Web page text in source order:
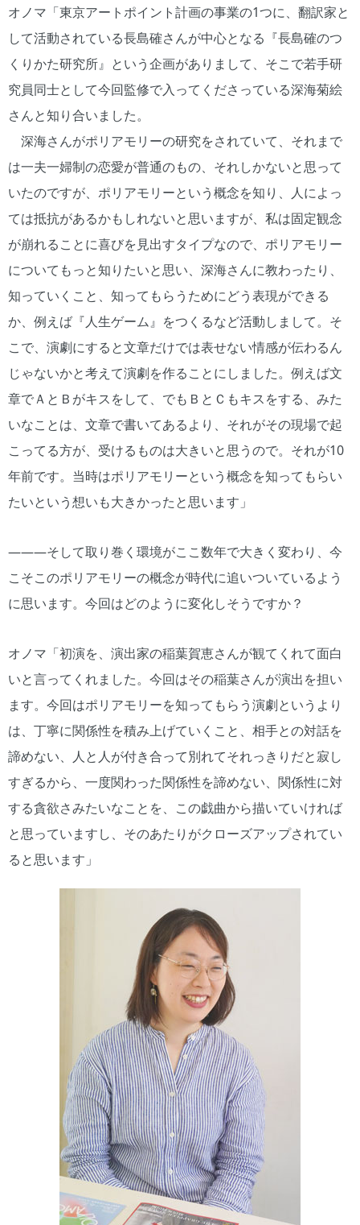
オノマ「東京アートポイント計画の事業の1つに、翻訳家と
して活動されている長島確さんが中心となる『長島確のつ
くりかた研究所』という企画がありまして、そこで若手研
究員同士として今回監修で入ってくださっている深海菊絵
さんと知り合いました。
深海さんがポリアモリーの研究をされていて、それまで
は一夫一婦制の恋愛が普通のもの、それしかないと思って
いたのですが、ポリアモリーという概念を知り、人によっ
ては抵抗があるかもしれないと思いますが、私は固定観念
が崩れることに喜びを見出すタイプなので、ポリアモリー
についてもっと知りたいと思い、深海さんに教わったり、
知っていくこと、知ってもらうためにどう表現ができる
か、例えば『人生ゲーム』をつくるなど活動しまして。そ
こで、演劇にすると文章だけでは表せない情感が伝わるん
じゃないかと考えて演劇を作ることにしました。例えば文
章でＡとＢがキスをして、でもＢとＣもキスをする、みた
いなことは、文章で書いてあるより、それがその現場で起
こってる方が、受けるものは大きいと思うので。それが10
年前です。当時はポリアモリーという概念を知ってもらい
たいという想いも大きかったと思います」
―――そして取り巻く環境がここ数年で大きく変わり、今
こそこのポリアモリーの概念が時代に追いついているよう
に思います。今回はどのように変化しそうですか？
オノマ「初演を、演出家の稲葉賀恵さんが観てくれて面白
いと言ってくれました。今回はその稲葉さんが演出を担い
ます。今回はポリアモリーを知ってもらう演劇というより
は、丁寧に関係性を積み上げていくこと、相手との対話を
諦めない、人と人が付き合って別れてそれっきりだと寂し
すぎるから、一度関わった関係性を諦めない、関係性に対
する貪欲さみたいなことを、この戯曲から描いていければ
と思っていますし、そのあたりがクローズアップされてい
ると思います」